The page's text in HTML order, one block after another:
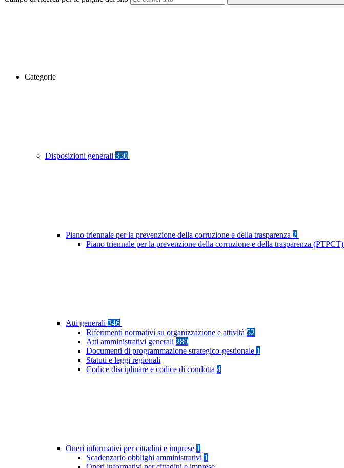
Categorie
Disposizioni generali 350
Piano triennale per la prevenzione della corruzione e della trasparenza 2
Piano triennale per la prevenzione della corruzione e della trasparenza (PTPCT)
Atti generali 346
Riferimenti normativi su organizzazione e attività 52
Atti amministrativi generali 289
Documenti di programmazione strategico-gestionale 1
Statuti e leggi regionali
Codice disciplinare e codice di condotta 4
Oneri informativi per cittadini e imprese 1
Scadenzario obblighi amministrativi 1